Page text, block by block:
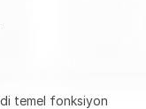
temel fonksiyon